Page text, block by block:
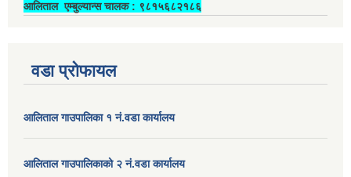
आलिताल एम्बुल्यान्स चालक ‍: ९८१५६८२१८६
वडा प्रोफायल
आलिताल गाउपालिका १ नं.वडा कार्यालय
आलिताल गाउपालिकाको २ नं.वडा कार्यालय